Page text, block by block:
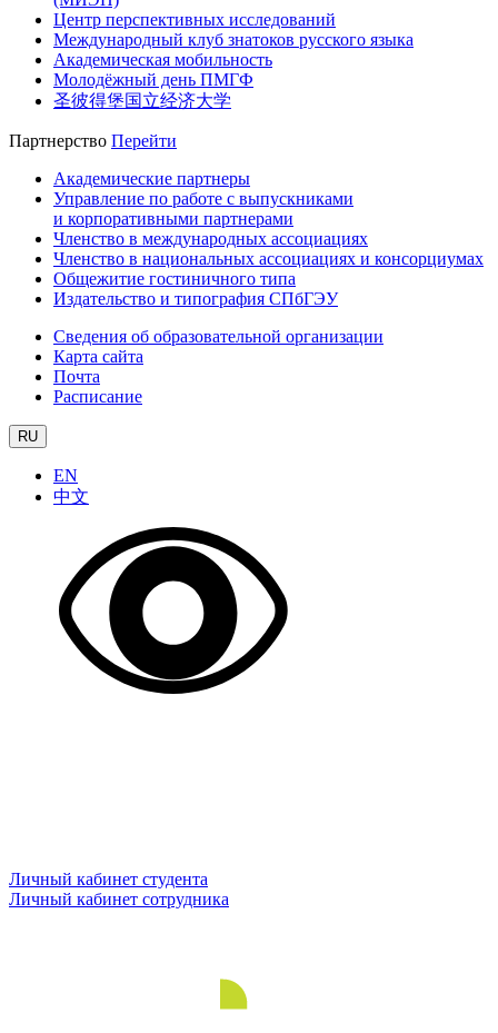
Центр перспективных исследований
Международный клуб знатоков русского языка
Академическая мобильность
Молодёжный день ПМГФ
圣彼得堡国立经济大学
Партнерство Перейти
Академические партнеры
Управление по работе с выпускниками
и корпоративными партнерами
Членство в международных ассоциациях
Членство в национальных ассоциациях и консорциумах
Общежитие гостиничного типа
Издательство и типография СПбГЭУ
Сведения об образовательной организации
Карта сайта
Почта
Расписание
RU
EN
中文
Личный кабинет студента
Личный кабинет сотрудника